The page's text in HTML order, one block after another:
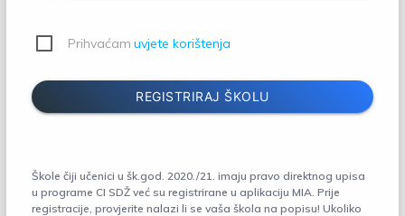
Prihvaćam uvjete korištenja
REGISTRIRAJ ŠKOLU
Škole čiji učenici u šk.god. 2020./21. imaju pravo direktnog upisa
u programe CI SDŽ već su registrirane u aplikaciju MIA. Prije
registracije, provjerite nalazi li se vaša škola na popisu! Ukoliko